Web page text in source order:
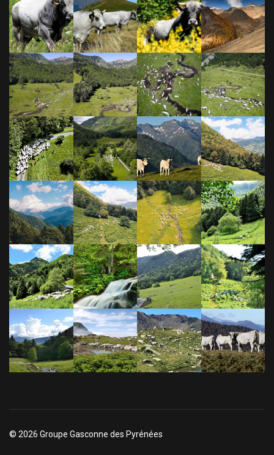
© 2026 Groupe Gasconne des Pyrénées